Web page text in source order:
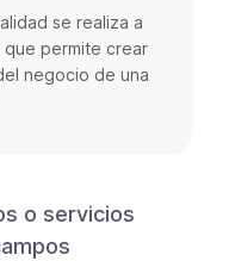
se realiza a
permite crear
negocio de una
o servicios